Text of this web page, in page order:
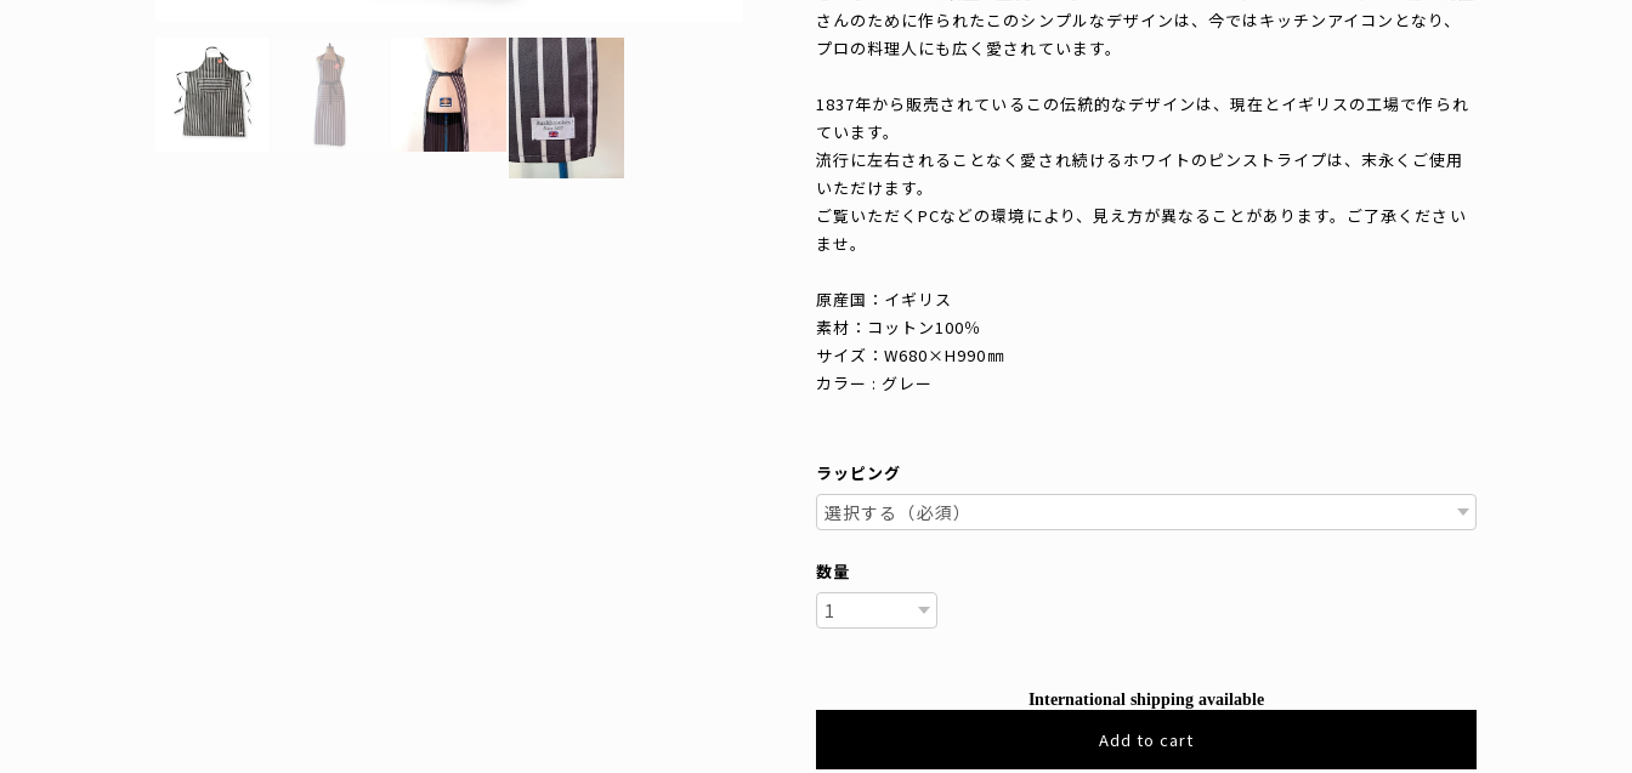
さんのために作られたこのシンプルなデザインは、今ではキッチンアイコンとなり、
プロの料理人にも広く愛されています。
1837年から販売されているこの伝統的なデザインは、現在とイギリスの工場で作られ
ています。
流行に左右されることなく愛され続けるホワイトのピンストライプは、末永くご使用
いただけます。
ご覧いただくPCなどの環境により、見え方が異なることがあります。ご了承ください
ませ。
原産国：イギリス
素材：コットン100％
サイズ：W680×H990㎜
カラー : グレー
ラッピング
数量
International shipping available
Add to cart